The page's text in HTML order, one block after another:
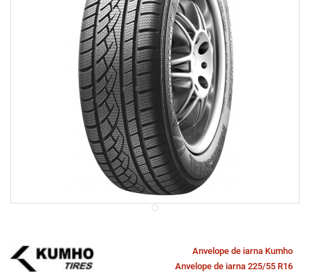
Anvelope de iarna Kumho
Anvelope de iarna 225/55 R16